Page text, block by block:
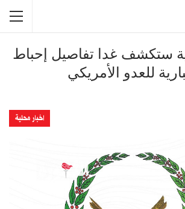
ستكشف غدا تفاصيل إحباط
للعدو الأمريكي
اخبار محلية